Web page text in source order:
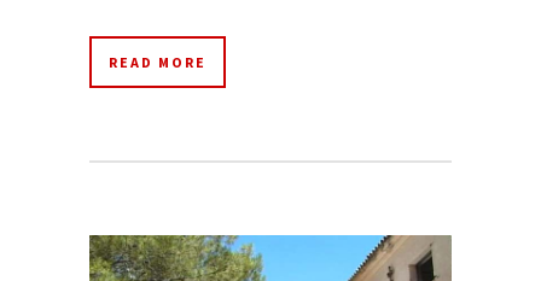
READ MORE